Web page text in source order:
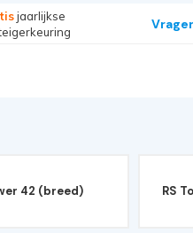
jaarlijkse
42 (breed) RS